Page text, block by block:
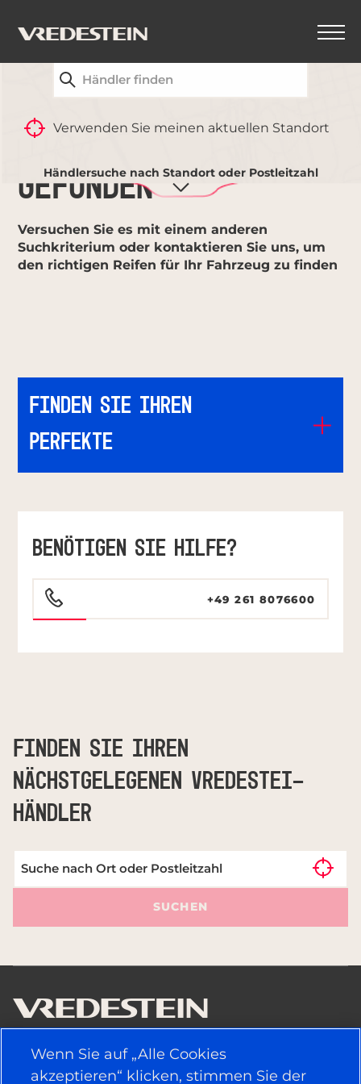
VREDESTEIN-HÄNDLER
Verwenden Sie meinen aktuellen Standort
Händlersuche nach Standort oder Postleitzahl
ZURÜCK
KEINE ERGEBNISSE
GEFUNDEN
Versuchen Sie es mit einem anderen
Suchkriterium oder kontaktieren Sie uns, um
den richtigen Reifen für Ihr Fahrzeug zu finden
Finden Sie Ihren
perfekte
BENÖTIGEN SIE HILFE?
+49 261 8076600
FINDEN SIE IHREN
NÄCHSTGELEGENEN VREDESTEI-
HÄNDLER
SUCHEN
NÜTZLICHE LINKS
Wenn Sie auf „Alle Cookies
akzeptieren“ klicken, stimmen Sie der